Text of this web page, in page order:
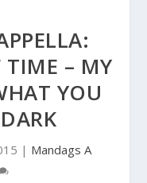
TIME – MY
YOU
| Mandags A